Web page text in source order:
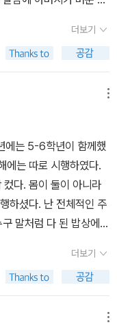
분이 기업들의 광고와
. 이와 비슷한 것으로
다고? https://www.co
santa-claus?ut
제 날이 많이 더워졌
모두 건강하게 보내자!
가립니다. 그길로, 그
에 걸치고 떠난 길이라
이 개같은 세상. 샅바 잡
의 아들로 태어났으나
눈물이여 ! 홍길동은 주
다. 아버지, 아버지 씹
적 소굴에 들어가 활빈
율도국의 시조(始祖)가
없다는 소리가 아닌가.
존 인물이었던 신출귀
서 ' 도술을 부리는 정의
준이 이 소설에서 말하고
)를 버리고 새로운 나라
, ② 아버지를 창조주
더보기
에는 5-6학년이 함께했
에는 따로 시행하였다.
컸다. 몸이 둘이 아니라
하셨다. 난 전체적인 주
말처럼 다 된 밥상에
다. 말 그대로 책을 읽고
는 것이다. 5학년은 <홍
가?' 라는 논제로 찬반토
동일 주제를 다루고
더보기